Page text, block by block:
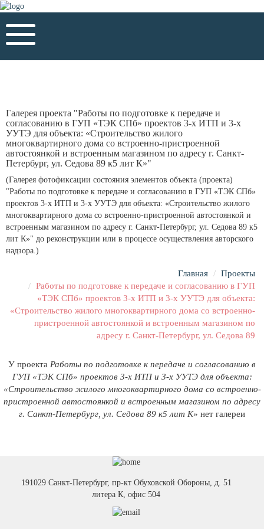
Галерея проекта "Работы по подготовке к передаче и
согласованию в ГУП «ТЭК СПб» проектов 3-х ИТП и 3-х
УУТЭ для объекта: «Строительство жилого
многоквартирного дома со встроенно-пристроенной
автостоянкой и встроенным магазином по адресу г. Санкт-
Петербург, ул. Седова 89 к5 лит К»"
(Галерея фотофиксации состояния элементов объекта (проекта)
"Работы по подготовке к передаче и согласованию в ГУП «ТЭК СПб»
проектов 3-х ИТП и 3-х УУТЭ для объекта: «Строительство жилого
многоквартирного дома со встроенно-пристроенной автостоянкой и
встроенным магазином по адресу г. Санкт-Петербург, ул. Седова 89 к5
лит К»" до реконструкции или в процессе осуществления авторского
надзора.)
Главная
Проекты
Работы по подготовке к передаче и согласованию в ГУП
«ТЭК СПб» проектов 3-х ИТП и 3-х УУТЭ для объекта:
«Строительство жилого многоквартирного дома со встроенно-
пристроенной автостоянкой и встроенным магазином по
адресу г. Санкт-Петербург, ул. Седова 89
У проекта Работы по подготовке к передаче и согласованию в
ГУП «ТЭК СПб» проектов 3-х ИТП и 3-х УУТЭ для объекта:
«Строительство жилого многоквартирного дома со встроенно-
пристроенной автостоянкой и встроенным магазином по адресу
г. Санкт-Петербург, ул. Седова 89 к5 лит К» нет галереи
191029 Санкт-Петербург, пр-кт Обуховской Обороны, д. 51
литера К, офис 504